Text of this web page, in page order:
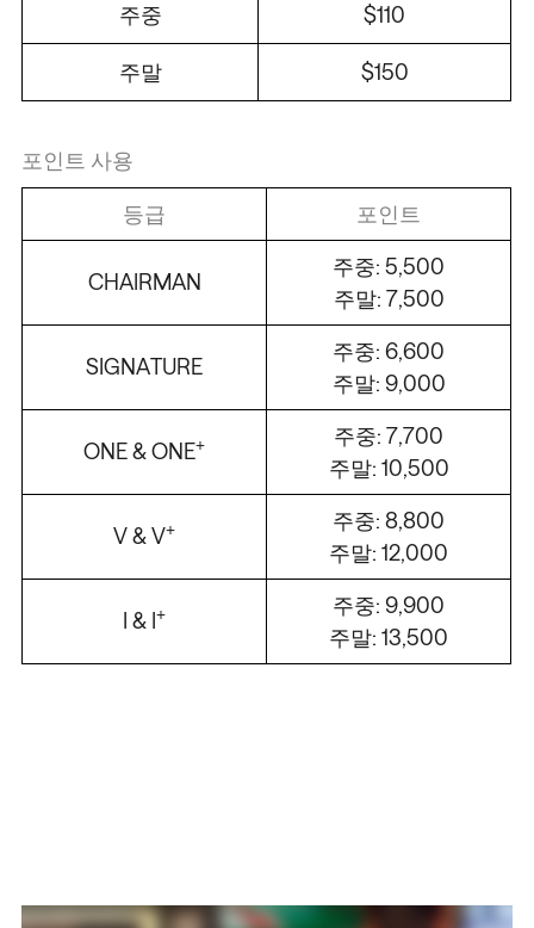
/ / / /
주중 $110
주말 $150
포인트 사용
등급 포인트
CHAIRMAN
주중: 5,500
주말: 7,500
SIGNATURE
주중: 6,600
주말: 9,000
ONE & ONE+
주중: 7,700
주말: 10,500
V & V+
주중: 8,800
주말: 12,000
I & I+
주중: 9,900
주말: 13,500